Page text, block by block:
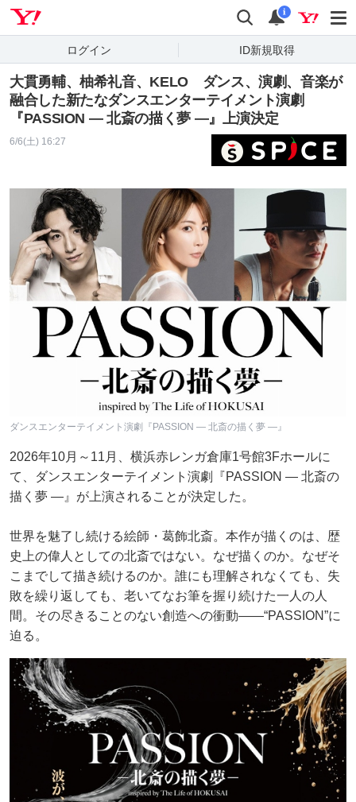
検索 通知
i
ログイン ID新規取得
大貫勇輔、柚希礼音、KELO ダンス、演劇、音楽が
融合した新たなダンスエンターテイメント演劇
『PASSION ― 北斎の描く夢 ―』上演決定
6/6(土) 16:27
ダンスエンターテイメント演劇『PASSION ― 北斎の描く夢 ―』
2026年10月～11月、横浜赤レンガ倉庫1号館3Fホールに
て、ダンスエンターテイメント演劇『PASSION ― 北斎の
描く夢 ―』が上演されることが決定した。
世界を魅了し続ける絵師・葛飾北斎。本作が描くのは、歴
史上の偉人としての北斎ではない。なぜ描くのか。なぜそ
こまでして描き続けるのか。誰にも理解されなくても、失
敗を繰り返しても、老いてなお筆を握り続けた一人の人
間。その尽きることのない創造への衝動――“PASSION”に
迫る。